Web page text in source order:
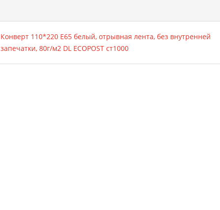
Конверт 110*220 Е65 белый, отрывная лента, без внутренней
запечатки, 80г/м2 DL ECOPOST ст1000